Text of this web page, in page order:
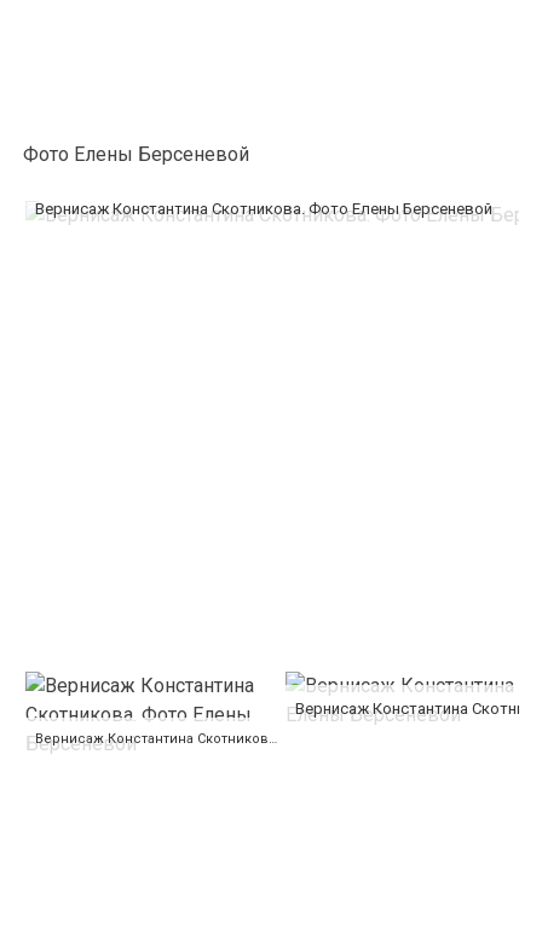
Фото Елены Берсеневой
Вернисаж Константина Скотникова. Фото Елены Берсеневой